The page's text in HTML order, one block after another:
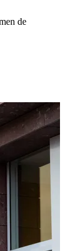
de